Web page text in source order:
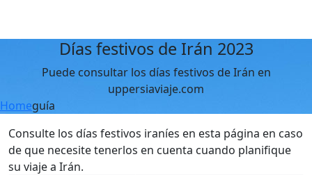
Días festivos de Irán 2023
Puede consultar los días festivos de Irán en
uppersiaviaje.com
Homeguía
Consulte los días festivos iraníes en esta página en caso
de que necesite tenerlos en cuenta cuando planifique
su viaje a Irán.